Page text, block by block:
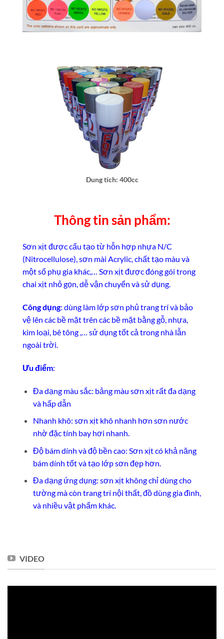
Dung tích: 400cc
Thông tin sản phẩm:
Sơn xịt được cấu tạo từ hỗn hợp nhựa N/C
(Nitrocellulose), sơn mài Acrylic, chất tạo màu và
một số phụ gia khác,… Sơn xịt được đóng gói trong
chai xịt nhỏ gọn, dễ vận chuyển và sử dụng.
Công dụng: dùng làm lớp sơn phủ trang trí và bảo
vệ lên các bề mặt trên các bề mặt bằng gỗ, nhựa,
kim loại, bê tông ,… sử dụng tốt cả trong nhà lẫn
ngoài trời.
Ưu điểm:
Đa dạng màu sắc: bảng màu sơn xịt rất đa dạng
và hấp dẫn
Nhanh khô: sơn xịt khô nhanh hơn sơn nước
nhờ đặc tính bay hơi nhanh.
Độ bám dính và độ bền cao: Sơn xịt có khả năng
bám dính tốt và tạo lớp sơn đẹp hơn.
Đa dạng ứng dụng: sơn xịt không chỉ dùng cho
tường mà còn trang trí nội thất, đồ dùng gia đình,
và nhiều vật phẩm khác.
VIDEO